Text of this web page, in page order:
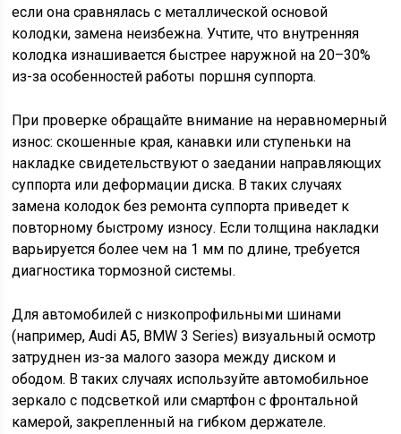
если она сравнялась с металлической основой
колодки, замена неизбежна. Учтите, что внутренняя
колодка изнашивается быстрее наружной на 20–30%
из-за особенностей работы поршня суппорта.
При проверке обращайте внимание на неравномерный
износ: скошенные края, канавки или ступеньки на
накладке свидетельствуют о заедании направляющих
суппорта или деформации диска. В таких случаях
замена колодок без ремонта суппорта приведет к
повторному быстрому износу. Если толщина накладки
варьируется более чем на 1 мм по длине, требуется
диагностика тормозной системы.
Для автомобилей с низкопрофильными шинами
(например, Audi A5, BMW 3 Series) визуальный осмотр
затруднен из-за малого зазора между диском и
ободом. В таких случаях используйте автомобильное
зеркало с подсветкой или смартфон с фронтальной
камерой, закрепленный на гибком держателе.